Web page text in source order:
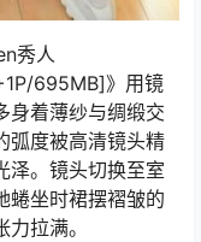
秀人
695MB]》用镜
身着薄纱与绸缎交
弧度被高清镜头精
泽。镜头切换至室
蜷坐时裙摆褶皱的
拉满。